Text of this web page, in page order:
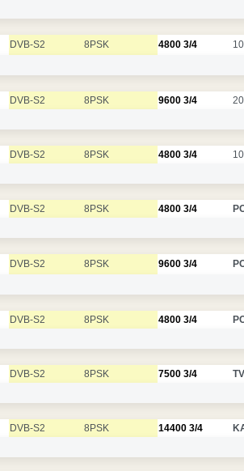
DVB-S2 8PSK 4800 3/4
DVB-S2 8PSK 9600 3/4
DVB-S2 8PSK 4800 3/4
DVB-S2 8PSK 4800 3/4
DVB-S2 8PSK 9600 3/4
DVB-S2 8PSK 4800 3/4
DVB-S2 8PSK 7500 3/4
DVB-S2 8PSK 14400 3/4